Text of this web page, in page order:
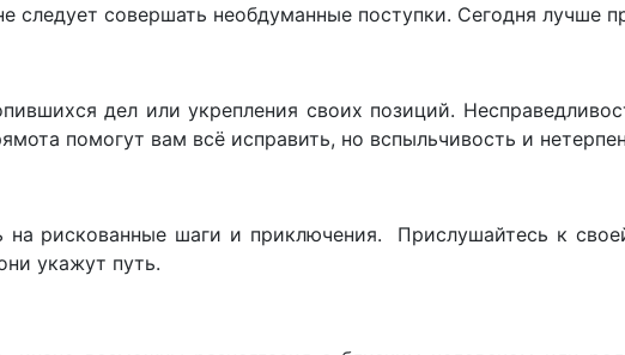
следует совершать необдуманные поступки. Сегодня лучше
дел или укрепления своих позиций.
помогут вам всё исправить, но вспыльчивость и
рискованные шаги и приключения. Прислушайтесь к
укажут путь.